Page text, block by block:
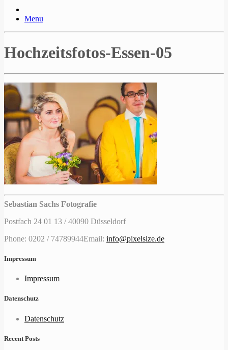
Menu
Hochzeitsfotos-Essen-05
Sebastian Sachs Fotografie
Postfach 24 01 13 / 40090 Düsseldorf
Phone: 0202 / 74789944Email: info@pixelsize.de
Impressum
Impressum
Datenschutz
Datenschutz
Recent Posts